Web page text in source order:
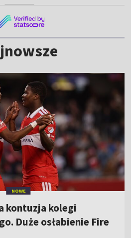
NOWE
kontuzja kolegi
Duże osłabienie Fire